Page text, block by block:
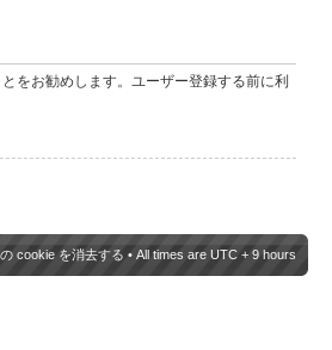
をお勧めします。ユーザー登録する前に利
cookie を消去する • All times are UTC + 9 hours